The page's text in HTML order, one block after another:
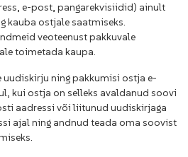
e-post, pangarekvisiidid) ainult
kauba ostjale saatmiseks.
veoteenust pakkuvale
toimetada kaupa.
ning pakkumisi ostja e-
kui ostja on selleks avaldanud soovi
aadressi või liitunud uudiskirjaga
ajal ning andnud teada oma soovist